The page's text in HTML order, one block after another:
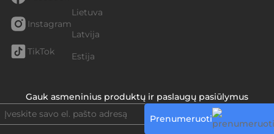
Instagram
TikTok
Lietuva
Latvija
Estija
Gauk asmeninius produktų ir paslaugų pasiūlymus
Prenumeruoti